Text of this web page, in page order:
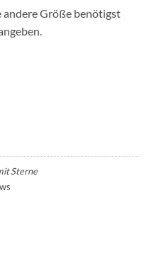
andere Größe benötigst
Sterne